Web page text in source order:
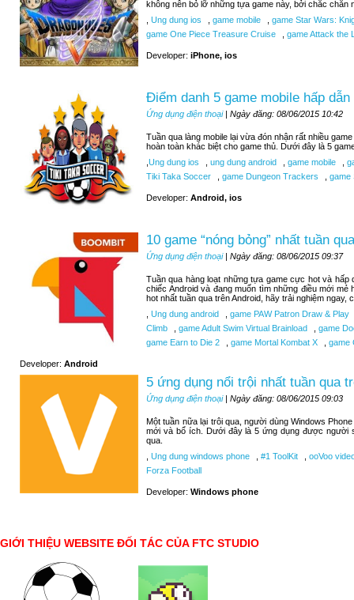
không nên bỏ lỡ những tựa game này, bởi chắc chắn
Ung dung ios game mobile
game Star Wars:
game One Piece Treasure Cruise
game Attack the
Developer: iPhone, ios
Điểm danh 5 game mobile hấp
Ứng dụng điện thoại| Ngày đăng: 08/06/2015 10:42
Tuần qua làng mobile lại vừa đón nhận rất nhiều
hoàn toàn khác biệt cho game thủ. Dưới đây là 5
Ung dung ios ung dung android game mobile
Tiki Taka Soccer
game Dungeon Trackers game
Developer: Android, ios
10 game “nóng bỏng” nhất tuần
Ứng dụng điện thoại| Ngày đăng: 08/06/2015 09:37
Tuần qua hàng loạt những tựa game cực hot và hấp
chiếc Android và đang muốn tìm những điều mới
hot nhất tuần qua trên Android, hãy trải nghiệm ngay,
Ung dung android
game PAW Patron Draw & Play
Climb
game Adult Swim Virtual Brainload
game
game Earn to Die 2
game Mortal Kombat X game
Developer: Android
5 ứng dụng nổi trội nhất tuần qua
Ứng dụng điện thoại| Ngày đăng: 08/06/2015 09:03
Một tuần nữa lại trôi qua, người dùng Windows
mới và bổ ích. Dưới đây là 5 ứng dụng được người
qua.
Ung dung windows phone #1 ToolKit
ooVoo
Forza Football
Developer: Windows phone
GIỚI THIỆU WEBSITE ĐỐI TÁC CỦA FTC STUDIO